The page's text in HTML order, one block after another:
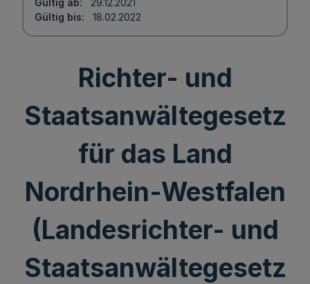
Gültig ab
29.12.2021
Gültig bis
18.02.2022
Richter- und
Staatsanwältegesetz
für das Land
Nordrhein-Westfalen
(Landesrichter- und
Staatsanwältegesetz